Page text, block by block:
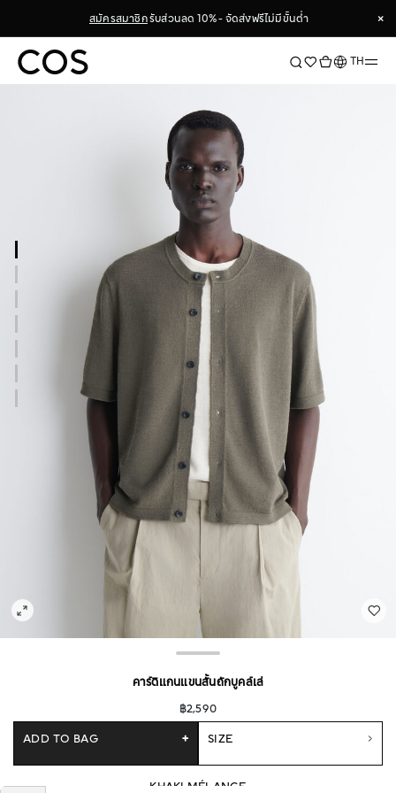
สมัครสมาชิกรับส่วนลด 10% - จัดส่งฟรีไม่มีขั้นต่ำ
×
×
ภาษาTH
คาร์ดิแกนแขนสั้นถักบูคล์เล่
฿2,590
SIZE
ADD TO BAG +
KHAKI MÉLANGE